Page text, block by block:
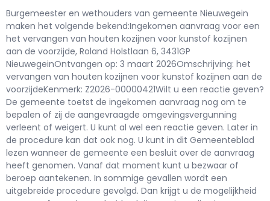
Burgemeester en wethouders van gemeente Nieuwegein
maken het volgende bekend:Ingekomen aanvraag voor een
het vervangen van houten kozijnen voor kunstof kozijnen
aan de voorzijde, Roland Holstlaan 6, 3431GP
NieuwegeinOntvangen op: 3 maart 2026Omschrijving: het
vervangen van houten kozijnen voor kunstof kozijnen aan de
voorzijdeKenmerk: Z2026-00000421Wilt u een reactie geven?
De gemeente toetst de ingekomen aanvraag nog om te
bepalen of zij de aangevraagde omgevingsvergunning
verleent of weigert. U kunt al wel een reactie geven. Later in
de procedure kan dat ook nog. U kunt in dit Gemeenteblad
lezen wanneer de gemeente een besluit over de aanvraag
heeft genomen. Vanaf dat moment kunt u bezwaar of
beroep aantekenen. In sommige gevallen wordt een
uitgebreide procedure gevolgd. Dan krijgt u de mogelijkheid